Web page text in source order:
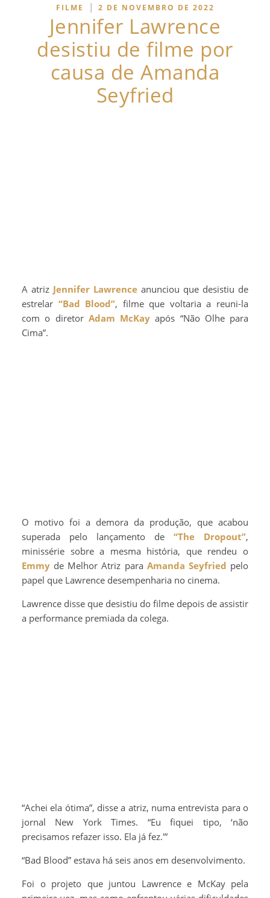
FILME | 2 DE NOVEMBRO DE 2022
Jennifer Lawrence
desistiu de filme por
causa de Amanda
Seyfried
A atriz Jennifer Lawrence anunciou que desistiu de
estrelar “Bad Blood”, filme que voltaria a reuni-la
com o diretor Adam McKay após “Não Olhe para
Cima”.
O motivo foi a demora da produção, que acabou
superada pelo lançamento de “The Dropout”,
minissérie sobre a mesma história, que rendeu o
Emmy de Melhor Atriz para Amanda Seyfried pelo
papel que Lawrence desempenharia no cinema.
Lawrence disse que desistiu do filme depois de assistir
a performance premiada da colega.
“Achei ela ótima”, disse a atriz, numa entrevista para o
jornal New York Times. “Eu fiquei tipo, ‘não
precisamos refazer isso. Ela já fez.'”
“Bad Blood” estava há seis anos em desenvolvimento.
Foi o projeto que juntou Lawrence e McKay pela